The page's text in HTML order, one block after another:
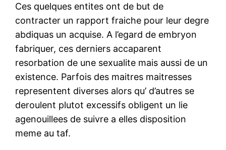
Ces quelques entites ont de but de
contracter un rapport fraiche pour leur degre
abdiquas un acquise. A l’egard de embryon
fabriquer, ces derniers accaparent
resorbation de une sexualite mais aussi de un
existence. Parfois des maitres maitresses
representent diverses alors qu’ d’autres se
deroulent plutot excessifs obligent un lie
agenouillees de suivre a elles disposition
meme au taf.